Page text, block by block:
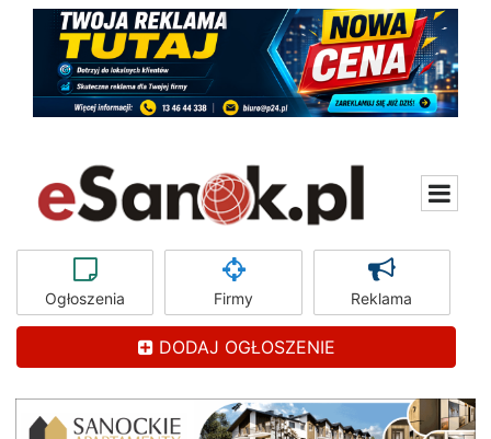
Ogłoszenia Firmy Reklama
DODAJ OGŁOSZENIE